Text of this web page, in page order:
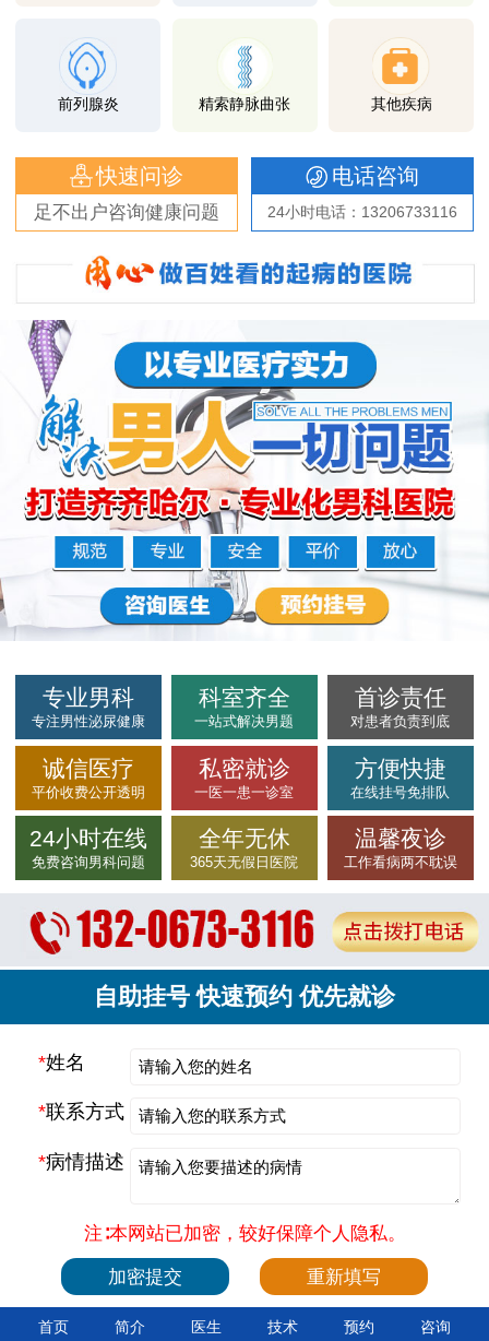
前列腺炎 精索静脉曲张 其他疾病
快速问诊
足不出户咨询健康问题
电话咨询
24小时电话：13206733116
专业男科
专注男性泌尿健康
科室齐全
一站式解决男题
首诊责任
对患者负责到底
诚信医疗
平价收费公开透明
私密就诊
一医一患一诊室
方便快捷
在线挂号免排队
24小时在线
免费咨询男科问题
全年无休
365天无假日医院
温馨夜诊
工作看病两不耽误
自助挂号 快速预约 优先就诊
*姓名
*联系方式
*病情描述
注∶本网站已加密，较好保障个人隐私。
首页 简介 医生 技术 预约 咨询